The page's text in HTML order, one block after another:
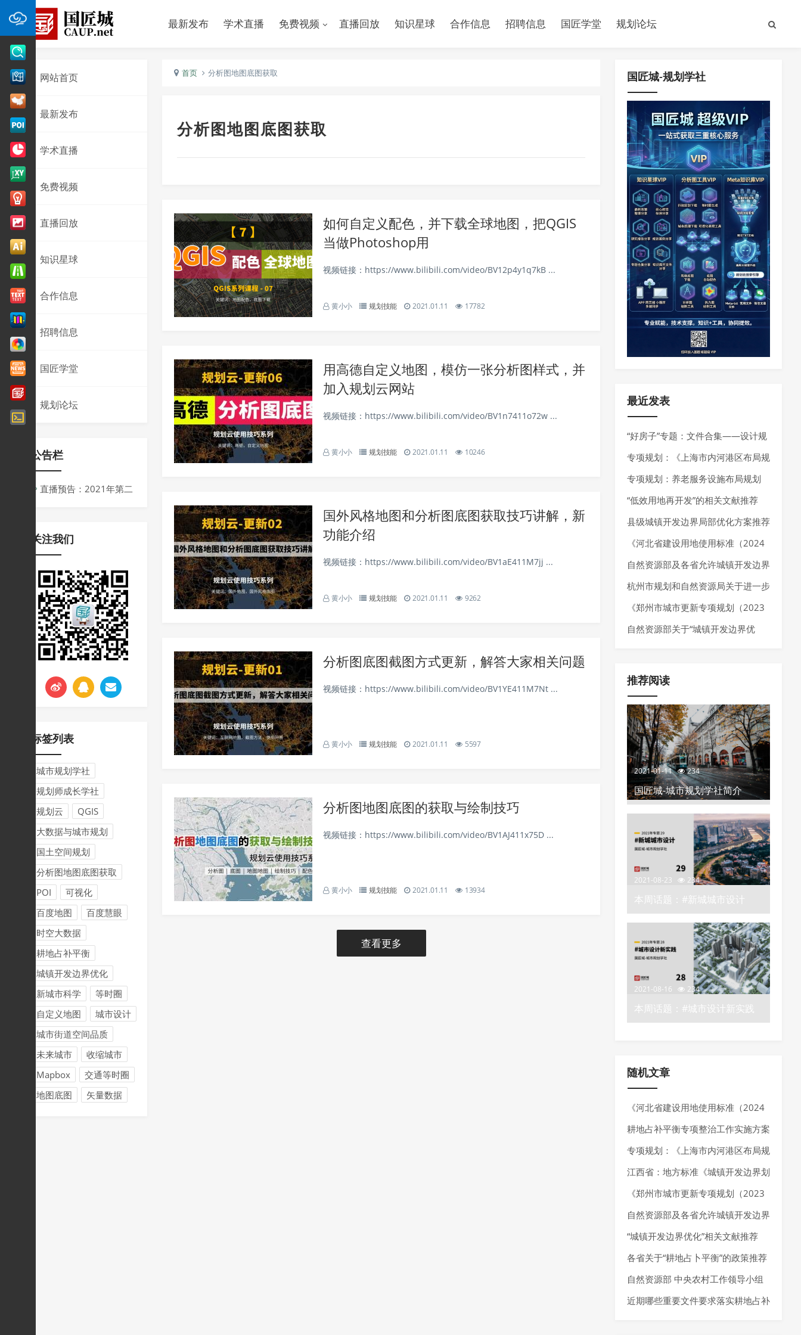
最新发布 学术直播 免费视频 直播回放 知识星球 合作信息 招聘信息 国匠学堂 规划论坛
网站首页
最新发布
学术直播
免费视频
直播回放
知识星球
合作信息
招聘信息
国匠学堂
规划论坛
公告栏
直播预告：2021年第二
挑战与应对
关注我们
标签列表
城市规划学社
规划师成长学社
规划云
QGIS
大数据与城市规划
国土空间规划
分析图地图底图获取
POI
可视化
百度地图
百度慧眼
时空大数据
耕地占补平衡
城镇开发边界优化
新城市科学
等时圈
自定义地图
城市设计
城市街道空间品质
未来城市
收缩城市
Mapbox
交通等时圈
地图底图
矢量数据
首页 分析图地图底图获取
分析图地图底图获取
如何自定义配色，并下载全球地图，把QGIS
当做Photoshop用
视频链接：https://www.bilibili.com/video/BV12p4y1q7kB ...
黄小小 规划技能 2021.01.11 17782
用高德自定义地图，模仿一张分析图样式，并
加入规划云网站
视频链接：https://www.bilibili.com/video/BV1n7411o72w ...
黄小小 规划技能 2021.01.11 10246
国外风格地图和分析图底图获取技巧讲解，新
功能介绍
视频链接：https://www.bilibili.com/video/BV1aE411M7jj ...
黄小小 规划技能 2021.01.11 9262
分析图底图截图方式更新，解答大家相关问题
视频链接：https://www.bilibili.com/video/BV1YE411M7Nt ...
黄小小 规划技能 2021.01.11 5597
分析图地图底图的获取与绘制技巧
视频链接：https://www.bilibili.com/video/BV1AJ411x75D ...
黄小小 规划技能 2021.01.11 13934
查看更多
国匠城-规划学社
最近发表
“好房子”专题：文件合集——设计规
范、技术指南、技术导则
专项规划：《上海市内河港区布局规
划（2025-2035年）》发布
专项规划：养老服务设施布局规划
——最新指南请参考《养老服务设施
布局规划编制技术指南（试行）（2
025年7月）》
“低效用地再开发”的相关文献推荐
县级城镇开发边界局部优化方案推荐
《河北省建设用地使用标准（2024
年版）》发布，确定10大类、55个
行业建设项目用地指标。
自然资源部及各省允许城镇开发边界
局部优化的内容
杭州市规划和自然资源局关于进一步
加强规划资源要素保障推动经济高质
量发展的通知
《郑州市城市更新专项规划（2023
—2035 年）》发布，明确城市更新
新项目负面清单
自然资源部关于“城镇开发边界优
推荐阅读
2021-01-11 234
国匠城-城市规划学社简介
2021-08-23 234
本周话题：#新城城市设计
——城市规划学社知识星球
2021-08-16 234
本周话题：#城市设计新实践
——城市规划学社知识星球
随机文章
《河北省建设用地使用标准（2024
年版）》发布，确定10大类、55个
行业建设项目用地指标。
耕地占补平衡专项整治工作实施方案
推荐
专项规划：《上海市内河港区布局规
划（2025-2035年）》发布
江西省：地方标准《城镇开发边界划
定技术规程》公开征求意见
《郑州市城市更新专项规划（2023
—2035 年）》发布，明确城市更新
空间布局、分区分类指引以及城市更
新项目负面清单
自然资源部及各省允许城镇开发边界
局部优化的内容
“城镇开发边界优化”相关文献推荐
各省关于“耕地占卜平衡”的政策推荐
自然资源部 中央农村工作领导小组
办公室关于学习运用“千万工程”经验
近期哪些重要文件要求落实耕地占补